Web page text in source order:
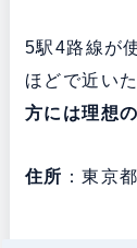
5駅4路線が
ほどで近い
方には理想
住所 ：東京